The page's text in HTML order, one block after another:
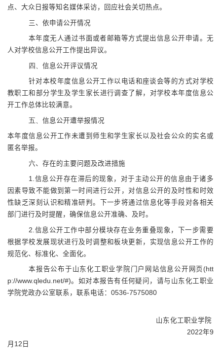
点、大众日报等知名媒体采访，回应社会关切热点。
三、依申请公开情况
本年度无人通过书面或者邮箱等方式提出信息公开申请。无
人对学校信息公开工作提出异议。
四、 信息公开评议情况
针对本校年度信息公开工作以电话和座谈会等的方式对学校
教职工和部分学生及学生家长进行调查了解，对学校本年度信息公
开工作总体比较满意。
五、 信息公开遭举报情况
本年度信息公开工作未遭到师生和学生家长以及社会公众的实名或
匿名举报。
六、存在的主要问题及改进措施
1.信息公开存在滞后的现象，对于主动公开的信息由于诸多
因素导致不能做到第一时间进行公开，对信息公开的及时性和时效
性缺乏深刻认识和精准研判。下一步将通过信息化等手段对各相关
部门进行及时提醒，确保信息公开准确、及时。
2. 信息公开工作中部分模块存在业务重叠现象，下一步需要
根据学校发展现状进行及时调整和板块更新，实现信息公开工作的
规范化、标准化、全面化。
本报告公布于山东化工职业学院门户网站信息公开网页 (htt
p://www.qledu.net/#)。如对本报告有任何疑问，请与山东化工职业
学院党政办公室联系，联系电话： 0536-7575080
山东化工职业学院
2022年9
月 12 日